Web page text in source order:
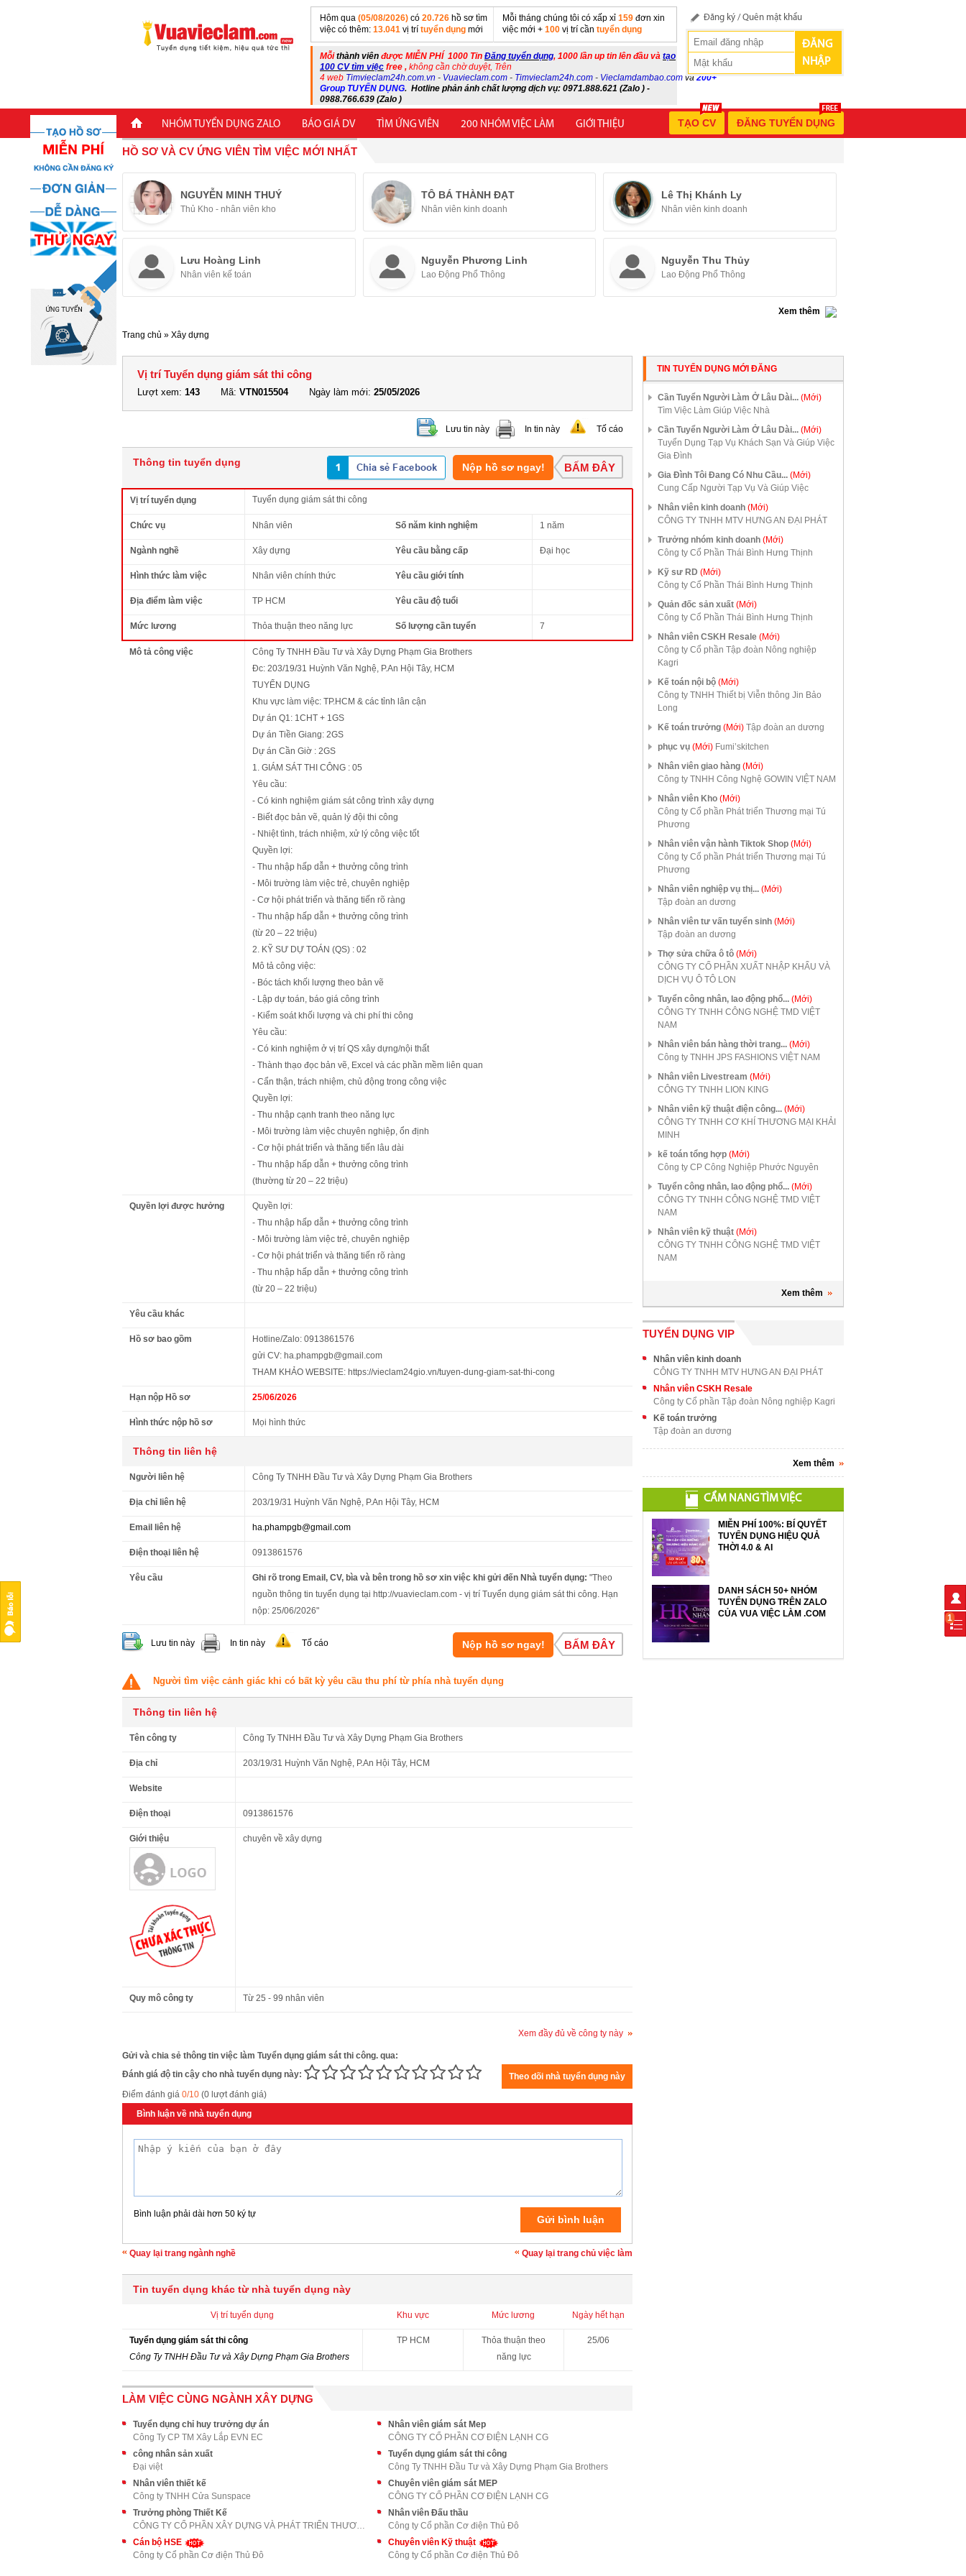
Hôm qua (05/08/2026) có 20.726 hồ sơ tìm
việc có thêm: 13.041 vị trí tuyển dụng mới
Mỗi tháng chúng tôi có xấp xỉ 159 đơn xin
việc mới + 100 vị trí cần tuyển dụng
Mỗithành viên được MIỄN PHÍ 1000 Tin Đăng tuyển dụng, 1000 lần up tin lên đầu và tạo
100 CV tìm việc free , không cần chờ duyệt, Trên
4 web Timvieclam24h.com.vn - Vuavieclam.com - Timvieclam24h.com - Vieclamdambao.com và 200+
Group TUYỂN DỤNG. Hotline phản ánh chất lượng dịch vụ: 0971.888.621 (Zalo ) -
0988.766.639 (Zalo )
Đăng ký /Quên mật khẩu
ĐĂNG
NHẬP
NHÓM TUYỂN DỤNG ZALO BÁO GIÁ DV TÌM ỨNG VIÊN 200 NHÓM VIỆC LÀM GIỚI THIỆU ĐĂNG TUYỂN DỤNG
TẠO CV
HỒ SƠ VÀ CV ỨNG VIÊN TÌM VIỆC MỚI NHẤT
NGUYỄN MINH THUÝ
Thủ Kho - nhân viên kho
TÔ BÁ THÀNH ĐẠT
Nhân viên kinh doanh
Lê Thị Khánh Ly
Nhân viên kinh doanh
Lưu Hoàng Linh
Nhân viên kế toán
Nguyễn Phương Linh
Lao Động Phổ Thông
Nguyễn Thu Thủy
Lao Động Phổ Thông
Xem thêm
Trang chủ » Xây dựng
Vị trí Tuyển dụng giám sát thi công
Lượt xem: 143 Mã: VTN015504 Ngày làm mới: 25/05/2026
Lưu tin này In tin này Tố cáo
Thông tin tuyển dụng Nộp hồ sơ ngay! BẤM ĐÂY
Vị trí tuyển dụng Tuyển dụng giám sát thi công
Chức vụ Nhân viên Số năm kinh nghiệm 1 năm
Ngành nghề Xây dựng Yêu cầu bằng cấp Đại học
Hình thức làm việc Nhân viên chính thức Yêu cầu giới tính
Địa điểm làm việc TP HCM Yêu cầu độ tuổi
Mức lương Thỏa thuận theo năng lực Số lượng cần tuyển 7
Mô tả công việc
Công Ty TNHH Đầu Tư và Xây Dựng Phạm Gia Brothers
Đc: 203/19/31 Huỳnh Văn Nghệ, P.An Hội Tây, HCM
TUYỂN DỤNG
Khu vực làm việc: TP.HCM & các tỉnh lân cận
Dự án Q1: 1CHT + 1GS
Dự án Tiền Giang: 2GS
Dự án Cần Giờ : 2GS
1. GIÁM SÁT THI CÔNG : 05
Yêu cầu:
- Có kinh nghiệm giám sát công trình xây dựng
- Biết đọc bản vẽ, quản lý đội thi công
- Nhiệt tình, trách nhiệm, xử lý công việc tốt
Quyền lợi:
- Thu nhập hấp dẫn + thưởng công trình
- Môi trường làm việc trẻ, chuyên nghiệp
- Cơ hội phát triển và thăng tiến rõ ràng
- Thu nhập hấp dẫn + thưởng công trình
(từ 20 – 22 triệu)
2. KỸ SƯ DỰ TOÁN (QS) : 02
Mô tả công việc:
- Bóc tách khối lượng theo bản vẽ
- Lập dự toán, báo giá công trình
- Kiểm soát khối lượng và chi phí thi công
Yêu cầu:
- Có kinh nghiệm ở vị trí QS xây dựng/nội thất
- Thành thạo đọc bản vẽ, Excel và các phần mềm liên quan
- Cẩn thận, trách nhiệm, chủ động trong công việc
Quyền lợi:
- Thu nhập cạnh tranh theo năng lực
- Môi trường làm việc chuyên nghiệp, ổn định
- Cơ hội phát triển và thăng tiến lâu dài
- Thu nhập hấp dẫn + thưởng công trình
(thường từ 20 – 22 triệu)
Quyền lợi được hưởng
Quyền lợi:
- Thu nhập hấp dẫn + thưởng công trình
- Môi trường làm việc trẻ, chuyên nghiệp
- Cơ hội phát triển và thăng tiến rõ ràng
- Thu nhập hấp dẫn + thưởng công trình
(từ 20 – 22 triệu)
Yêu cầu khác
Hồ sơ bao gồm
Hotline/Zalo: 0913861576
gửi CV: ha.phampgb@gmail.com
THAM KHẢO WEBSITE: https://vieclam24gio.vn/tuyen-dung-giam-sat-thi-cong
Hạn nộp Hồ sơ 25/06/2026
Hình thức nộp hồ sơ Mọi hình thức
Thông tin liên hệ
Người liên hệ Công Ty TNHH Đầu Tư và Xây Dựng Phạm Gia Brothers
Địa chỉ liên hệ 203/19/31 Huỳnh Văn Nghệ, P.An Hội Tây, HCM
Email liên hệ ha.phampgb@gmail.com
Điện thoại liên hệ 0913861576
Yêu cầu Ghi rõ trong Email, CV, bìa và bên trong hồ sơ xin việc khi gửi đến Nhà tuyển dụng: "Theo
nguồn thông tin tuyển dụng tại http://vuavieclam.com - vị trí Tuyển dụng giám sát thi công. Hạn
nộp: 25/06/2026"
Lưu tin này In tin này Tố cáo Nộp hồ sơ ngay! BẤM ĐÂY
Người tìm việc cảnh giác khi có bất kỳ yêu cầu thu phí từ phía nhà tuyển dụng
Thông tin liên hệ
Tên công ty Công Ty TNHH Đầu Tư và Xây Dựng Phạm Gia Brothers
Địa chỉ 203/19/31 Huỳnh Văn Nghệ, P.An Hội Tây, HCM
Website
Điện thoại 0913861576
Giới thiệu chuyên về xây dựng
Quy mô công ty Từ 25 - 99 nhân viên
Xem đầy đủ về công ty này
Gửi và chia sẻ thông tin việc làm Tuyển dụng giám sát thi công. qua:
Đánh giá độ tin cậy cho nhà tuyển dụng này:
Điểm đánh giá 0/10 (0 lượt đánh giá)
Bình luận về nhà tuyển dụng
Bình luận phải dài hơn 50 ký tự
Quay lại trang ngành nghề Quay lại trang chủ việc làm
Tin tuyển dụng khác từ nhà tuyển dụng này
Vị trí tuyển dụng Khu vực Mức lương Ngày hết hạn
Tuyển dụng giám sát thi công
Công Ty TNHH Đầu Tư và Xây Dựng Phạm Gia Brothers
TP HCM
Thỏa thuận theo
năng lực
25/06
LÀM VIỆC CÙNG NGÀNH XÂY DỰNG
Tuyển dụng chỉ huy trưởng dự án
Công Ty CP TM Xây Lắp EVN EC
Nhân viên giám sát Mep
CÔNG TY CỔ PHẦN CƠ ĐIỆN LẠNH CG
công nhân sản xuất
Đại việt
Tuyển dụng giám sát thi công
Công Ty TNHH Đầu Tư và Xây Dựng Phạm Gia Brothers
Nhân viên thiết kế
Công ty TNHH Cửa Sunspace
Chuyên viên giám sát MEP
CÔNG TY CỔ PHẦN CƠ ĐIỆN LẠNH CG
Trưởng phòng Thiết Kế
CÔNG TY CỔ PHẦN XÂY DỰNG VÀ PHÁT TRIỂN THƯƠNG MẠI
Nhân viên Đấu thầu
Công ty Cổ phần Cơ điện Thủ Đô
Cán bộ HSE
Công ty Cổ phần Cơ điện Thủ Đô
Chuyên viên Kỹ thuật
Công ty Cổ phần Cơ điện Thủ Đô
TIN TUYỂN DỤNG MỚI ĐĂNG
Cần Tuyển Người Làm Ở Lâu Dài... (Mới)
Tìm Việc Làm Giúp Việc Nhà
Cần Tuyển Người Làm Ở Lâu Dài... (Mới)
Tuyển Dụng Tạp Vụ Khách Sạn Và Giúp Việc
Gia Đình
Gia Đình Tôi Đang Có Nhu Cầu... (Mới)
Cung Cấp Người Tạp Vụ Và Giúp Việc
Nhân viên kinh doanh (Mới)
CÔNG TY TNHH MTV HƯNG AN ĐẠI PHÁT
Trưởng nhóm kinh doanh (Mới)
Công ty Cổ Phần Thái Bình Hưng Thịnh
Kỹ sư RD (Mới)
Công ty Cổ Phần Thái Bình Hưng Thịnh
Quản đốc sản xuất (Mới)
Công ty Cổ Phần Thái Bình Hưng Thịnh
Nhân viên CSKH Resale (Mới)
Công ty Cổ phần Tập đoàn Nông nghiệp
Kagri
Kế toán nội bộ (Mới)
Công ty TNHH Thiết bị Viễn thông Jin Bảo
Long
Kế toán trưởng (Mới) Tập đoàn an dương
phục vụ (Mới) Fumi’skitchen
Nhân viên giao hàng (Mới)
Công ty TNHH Công Nghệ GOWIN VIỆT NAM
Nhân viên Kho (Mới)
Công ty Cổ phần Phát triển Thương mại Tú
Phương
Nhân viên vận hành Tiktok Shop (Mới)
Công ty Cổ phần Phát triển Thương mại Tú
Phương
Nhân viên nghiệp vụ thị... (Mới)
Tập đoàn an dương
Nhân viên tư vấn tuyển sinh (Mới)
Tập đoàn an dương
Thợ sửa chữa ô tô (Mới)
CÔNG TY CỔ PHẦN XUẤT NHẬP KHẨU VÀ
DỊCH VỤ Ô TÔ LON
Tuyển công nhân, lao động phổ... (Mới)
CÔNG TY TNHH CÔNG NGHỆ TMD VIỆT
NAM
Nhân viên bán hàng thời trang... (Mới)
Công ty TNHH JPS FASHIONS VIỆT NAM
Nhân viên Livestream (Mới)
CÔNG TY TNHH LION KING
Nhân viên kỹ thuật điện công... (Mới)
CÔNG TY TNHH CƠ KHÍ THƯƠNG MẠI KHẢI
MINH
kế toán tổng hợp (Mới)
Công ty CP Công Nghiệp Phước Nguyên
Tuyển công nhân, lao động phổ... (Mới)
CÔNG TY TNHH CÔNG NGHỆ TMD VIỆT
NAM
Nhân viên kỹ thuật (Mới)
CÔNG TY TNHH CÔNG NGHỆ TMD VIỆT
NAM
Xem thêm
TUYỂN DỤNG VIP
Nhân viên kinh doanh
CÔNG TY TNHH MTV HƯNG AN ĐẠI PHÁT
Nhân viên CSKH Resale
Công ty Cổ phần Tập đoàn Nông nghiệp Kagri
Kế toán trưởng
Tập đoàn an dương
Xem thêm
CẨM NANG TÌM VIỆC
MIỄN PHÍ 100%: BÍ QUYẾT
TUYỂN DỤNG HIỆU QUẢ
THỜI 4.0 & AI
DANH SÁCH 50+ NHÓM
TUYỂN DỤNG TRÊN ZALO
CỦA VUA VIỆC LÀM .COM
1